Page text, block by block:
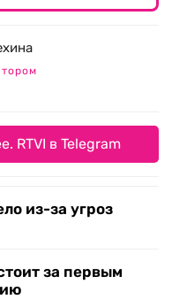
RTVI в Telegram
из-за угроз
за первым